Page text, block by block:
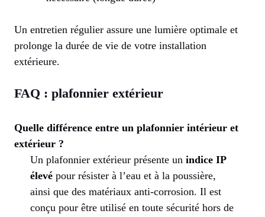
Un entretien régulier assure une lumière optimale et
prolonge la durée de vie de votre installation
extérieure.
FAQ : plafonnier extérieur
Quelle différence entre un plafonnier intérieur et
extérieur ?
Un plafonnier extérieur présente un indice IP
élevé pour résister à l’eau et à la poussière,
ainsi que des matériaux anti-corrosion. Il est
conçu pour être utilisé en toute sécurité hors de